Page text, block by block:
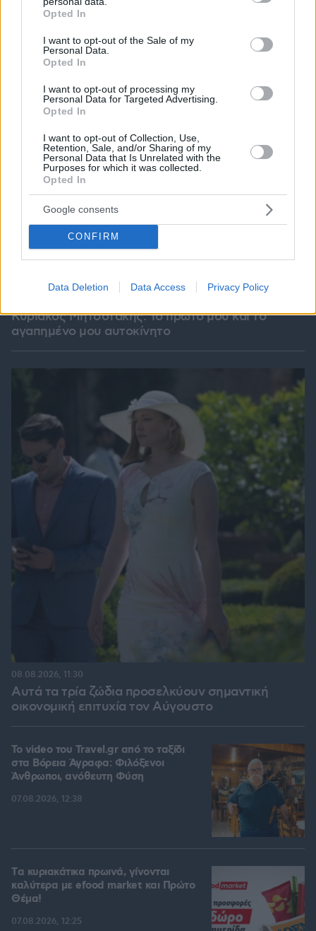
grant or deny consent to Google and its third-party tags to
use your data for below specified purposes in below Google
consent section.
Opted In
I want to opt-out of the Sale of my
Personal Data.
Opted In
I want to opt-out of processing my
Personal Data for Targeted Advertising.
Opted In
I want to opt-out of Collection, Use,
Retention, Sale, and/or Sharing of my
Personal Data that Is Unrelated with the
Purposes for which it was collected.
Opted In
Google consents
CONFIRM
Data Deletion Data Access Privacy Policy
Κυριάκος Μητσοτάκης: Το πρώτο μου και το
αγαπημένο μου αυτοκίνητο
Αυτά τα τρία ζώδια προσελκύουν σημαντική
οικονομική επιτυχία τον Αύγουστο
08.08.2026, 11:30
To video του Travel.gr από το ταξίδι
στα Βόρεια Άγραφα: Φιλόξενοι
Άνθρωποι, ανόθευτη Φύση
07.08.2026, 12:38
Tα κυριακάτικα πρωινά, γίνονται
καλύτερα με efood market και Πρώτο
Θέμα!
07.08.2026, 12:25